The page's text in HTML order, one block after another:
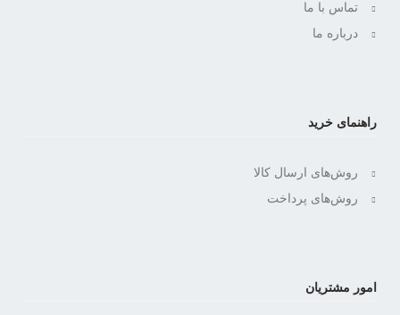
تماس با ما
درباره ما
راهنمای خرید
روش‌های ارسال کالا
روش‌های پرداخت
امور مشتریان